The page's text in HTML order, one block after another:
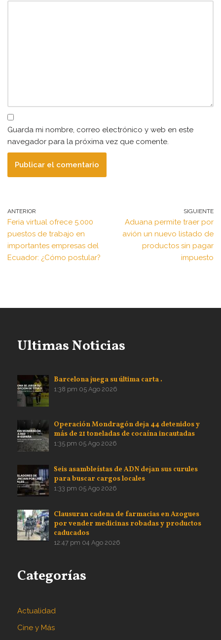
Guarda mi nombre, correo electrónico y web en este
navegador para la próxima vez que comente.
ANTERIOR
Feria virtual ofrece 5.000
puestos de trabajo en
importantes empresas del
Ecuador: ¿Cómo postular?
SIGUIENTE
Aduana permite traer por
avión un nuevo listado de
productos sin pagar
impuesto
Ultimas Noticias
Barcelona juega su última carta .
1:38 pm 05 Ago 2026
Operación Mondragón deja 44 detenidos y
más de 21 toneladas de cocaína incautadas
1:35 pm 05 Ago 2026
Seis asambleístas de ADN dejan sus curules
para buscar cargos locales
1:33 pm 05 Ago 2026
Clausuran cadena de farmacias en Azogues
por vender medicinas robadas y productos
caducados
12:47 pm 04 Ago 2026
Categorías
Actualidad
Cine y Más